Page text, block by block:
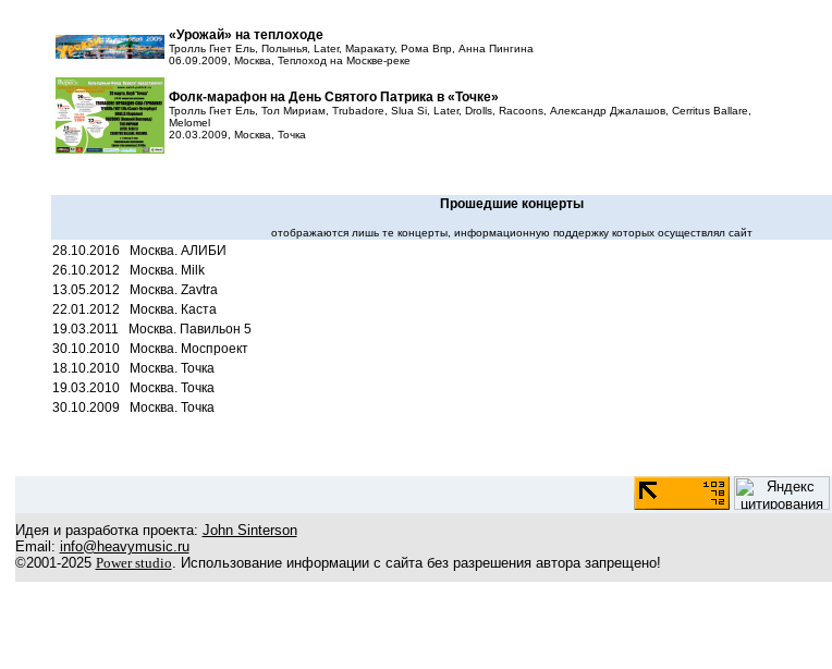
«Урожай» на теплоходе
Тролль Гнет Ель, Полынья, Later, Маракату, Рома Впр, Анна Пингина
06.09.2009, Москва, Теплоход на Москве-реке
Фолк-марафон на День Святого Патрика в «Точке»
Тролль Гнет Ель, Тол Мириам, Trubadore, Slua Si, Later, Drolls, Racoons, Александр Джалашов, Cerritus Ballare,
Melomel
20.03.2009, Москва, Точка
Прошедшие концерты
отображаются лишь те концерты, информационную поддержку которых осуществлял сайт
28.10.2016 Москва. АЛИБИ
26.10.2012 Москва. Milk
13.05.2012 Москва. Zavtra
22.01.2012 Москва. Каста
19.03.2011 Москва. Павильон 5
30.10.2010 Москва. Моспроект
18.10.2010 Москва. Точка
19.03.2010 Москва. Точка
30.10.2009 Москва. Точка
Идея и разработка проекта: John Sinterson
Email: info@heavymusic.ru
©2001-2025 Power studio. Использование информации с сайта без разрешения автора запрещено!